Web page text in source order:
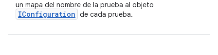
un mapa del nombre de la prueba al objeto
IConfiguration de cada prueba.